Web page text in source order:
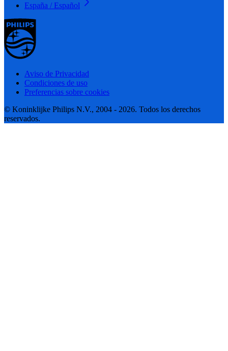
España / Español
Aviso de Privacidad
Condiciones de uso
Preferencias sobre cookies
© Koninklijke Philips N.V., 2004 - 2026. Todos los derechos
reservados.